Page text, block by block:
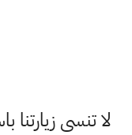
لا تنسى